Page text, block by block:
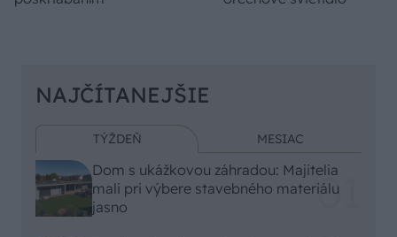
NAJČÍTANEJŠIE
TÝŽDEŇ MESIAC
Dom s ukážkovou záhradou: Majitelia
mali pri výbere stavebného materiálu
jasno